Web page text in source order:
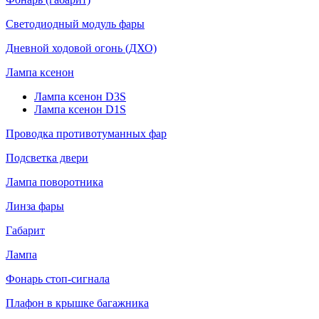
Светодиодный модуль фары
Дневной ходовой огонь (ДХО)
Лампа ксенон
Лампа ксенон D3S
Лампа ксенон D1S
Проводка противотуманных фар
Подсветка двери
Лампа поворотника
Линза фары
Габарит
Лампа
Фонарь стоп-сигнала
Плафон в крышке багажника